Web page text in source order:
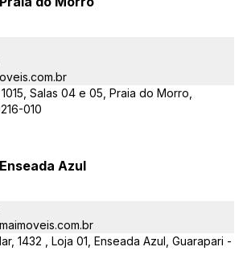
Salas 04 e 05, Praia do Morro,
010
Azul
1432 , Loja 01, Enseada Azul, Guarapari -